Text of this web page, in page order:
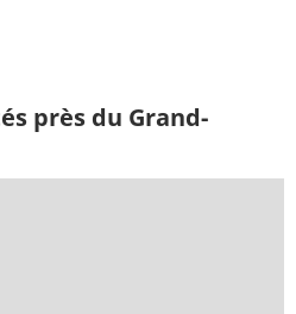
près du Grand-